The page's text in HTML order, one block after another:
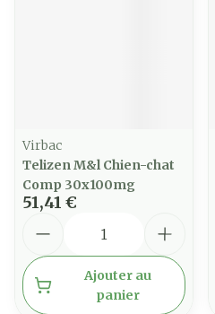
Virbac
Telizen M&l Chien-chat
Comp 30x100mg
51,41 €
Ajouter au
panier